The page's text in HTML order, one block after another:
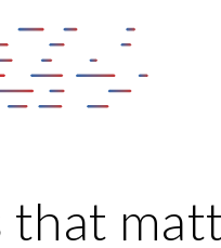
that